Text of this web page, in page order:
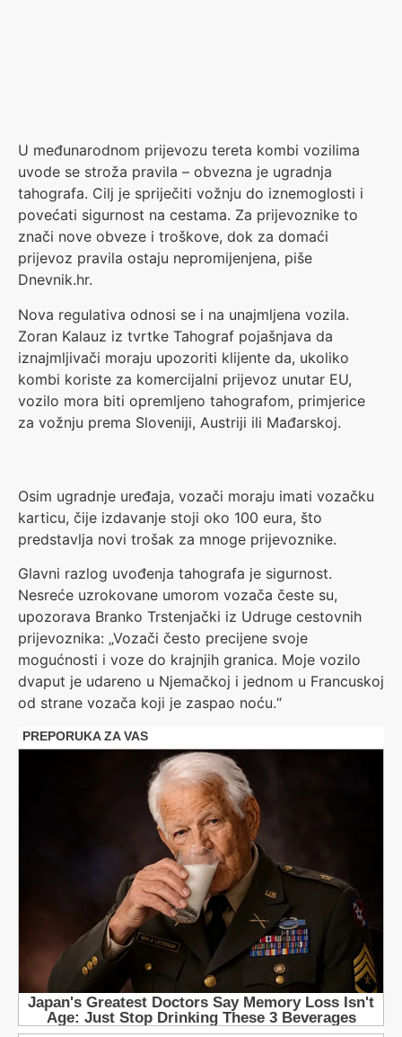
U međunarodnom prijevozu tereta kombi vozilima
uvode se stroža pravila – obvezna je ugradnja
tahografa. Cilj je spriječiti vožnju do iznemoglosti i
povećati sigurnost na cestama. Za prijevoznike to
znači nove obveze i troškove, dok za domaći
prijevoz pravila ostaju nepromijenjena, piše
Dnevnik.hr.
Nova regulativa odnosi se i na unajmljena vozila.
Zoran Kalauz iz tvrtke Tahograf pojašnjava da
iznajmljivači moraju upozoriti klijente da, ukoliko
kombi koriste za komercijalni prijevoz unutar EU,
vozilo mora biti opremljeno tahografom, primjerice
za vožnju prema Sloveniji, Austriji ili Mađarskoj.
Osim ugradnje uređaja, vozači moraju imati vozačku
karticu, čije izdavanje stoji oko 100 eura, što
predstavlja novi trošak za mnoge prijevoznike.
Glavni razlog uvođenja tahografa je sigurnost.
Nesreće uzrokovane umorom vozača česte su,
upozorava Branko Trstenjački iz Udruge cestovnih
prijevoznika: „Vozači često precijene svoje
mogućnosti i voze do krajnjih granica. Moje vozilo
dvaput je udareno u Njemačkoj i jednom u Francuskoj
od strane vozača koji je zaspao noću.“